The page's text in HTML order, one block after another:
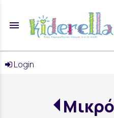
menu
Login